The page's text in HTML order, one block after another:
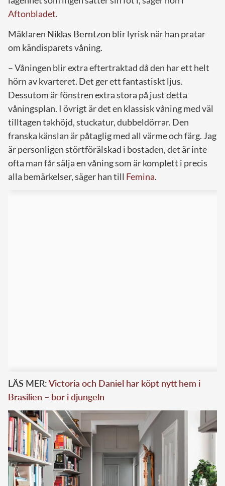
Aftonbladet.
Mäklaren Niklas Berntzon blir lyrisk när han pratar
om kändisparets våning.
– Våningen blir extra eftertraktad då den har ett helt
hörn av kvarteret. Det ger ett fantastiskt ljus.
Dessutom är fönstren extra stora på just detta
våningsplan. I övrigt är det en klassisk våning med väl
tilltagen takhöjd, stuckatur, dubbeldörrar. Den
franska känslan är påtaglig med all värme och färg. Jag
är personligen störtförälskad i bostaden, det är inte
ofta man får sälja en våning som är komplett i precis
alla bemärkelser, säger han till Femina.
LÄS MER:Victoria och Daniel har köpt nytt hem i
Brasilien – bor i djungeln